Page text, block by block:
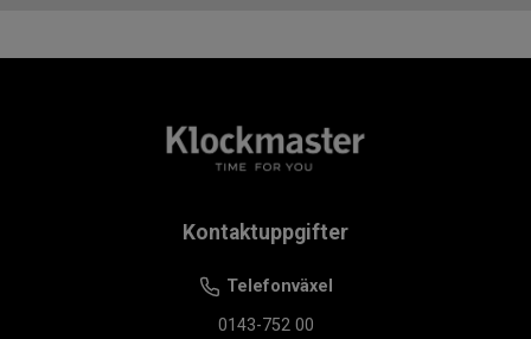
garanterar att din klocka är äkta och av högsta kvalitet.
Du får dessutom gratis 12 månaders försäkring samt
Kontaktuppgifter
Telefonväxel
0143-752 00